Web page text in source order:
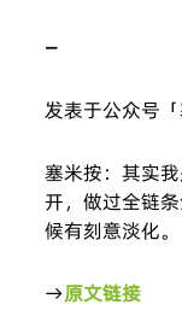
—
发表于公众号
塞米按：其实
开，做过全链
候有刻意淡化。
→原文链接